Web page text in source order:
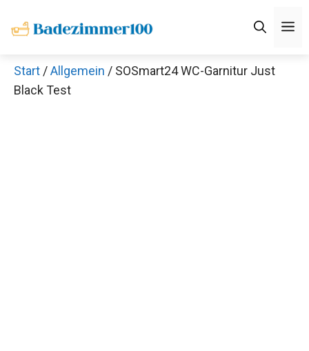
Inhalt
Start /Allgemein / SOSmart24 WC-Garnitur Just
Black Test